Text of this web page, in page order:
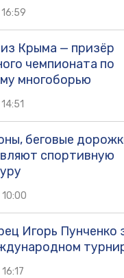
Крыма — призёр
чемпионата по
многоборью
беговые
спортивную
Игорь Пунченко